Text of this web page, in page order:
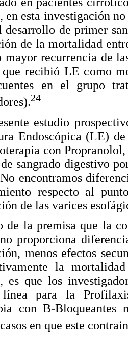
en esta investigación
desarrollo de primer
de la mortalidad
mayor recurrencia de
recibió LE como
en el grupo
24
estudio
Endoscópica (LE)
con
sangrado digestivo
encontramos
respecto al
de las varices
de la premisa que la
proporciona
menos efectos
la
es que los
línea para la
con B-
en que este